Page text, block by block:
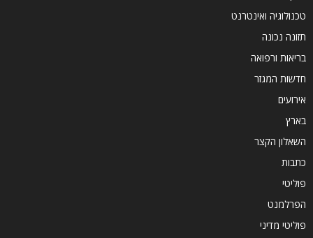
טכנולוגיה ואינטרנט
תזונה נכונה
בריאות ורפואה
חדשות המגזר
אירועים
בארץ
השאלון הקצר
כתבות
פוליטי
הפרלמנט
פוליטי מדיני